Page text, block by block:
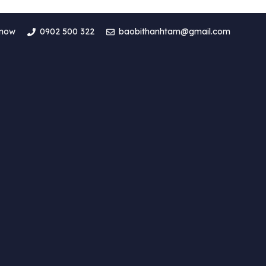
0902 500 322 baobithanhtam@gmail.com